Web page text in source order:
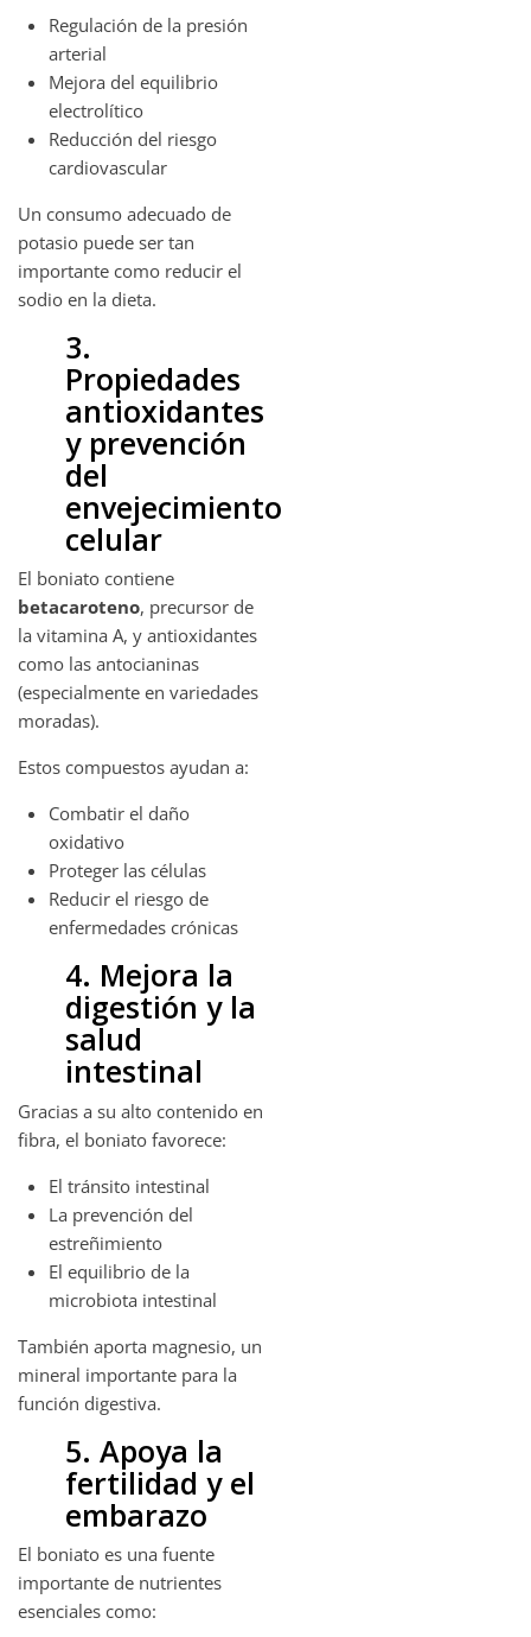
Regulación de la presión
arterial
Mejora del equilibrio
electrolítico
Reducción del riesgo
cardiovascular
Un consumo adecuado de
potasio puede ser tan
importante como reducir el
sodio en la dieta.
3.
Propiedades
antioxidantes
y prevención
del
envejecimiento
celular
El boniato contiene
betacaroteno, precursor de
la vitamina A, y antioxidantes
como las antocianinas
(especialmente en variedades
moradas).
Estos compuestos ayudan a:
Combatir el daño
oxidativo
Proteger las células
Reducir el riesgo de
enfermedades crónicas
4. Mejora la
digestión y la
salud
intestinal
Gracias a su alto contenido en
fibra, el boniato favorece:
El tránsito intestinal
La prevención del
estreñimiento
El equilibrio de la
microbiota intestinal
También aporta magnesio, un
mineral importante para la
función digestiva.
5. Apoya la
fertilidad y el
embarazo
El boniato es una fuente
importante de nutrientes
esenciales como: